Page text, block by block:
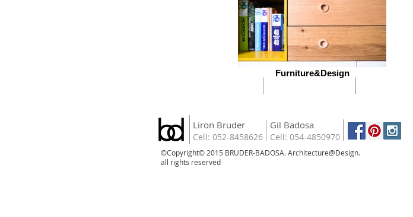
Furniture&Design
Liron Bruder
Cell: 052-8458626
Gil Badosa
Cell: 054-4850970
©Copyright​© 2015 BRUDER-BADOSA. Architecture@Design.
all rights reserved